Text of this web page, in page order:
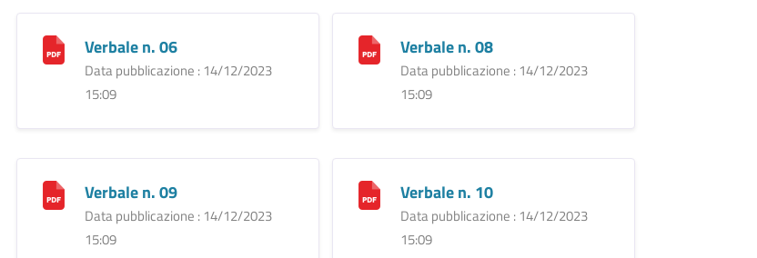
Verbale n. 06
Data pubblicazione : 14/12/2023
15:09
Verbale n. 08
Data pubblicazione : 14/12/2023
15:09
Verbale n. 09
Data pubblicazione : 14/12/2023
15:09
Verbale n. 10
Data pubblicazione : 14/12/2023
15:09